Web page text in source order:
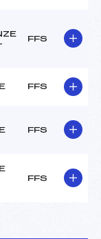
FFS
FFS
FFS
FFS